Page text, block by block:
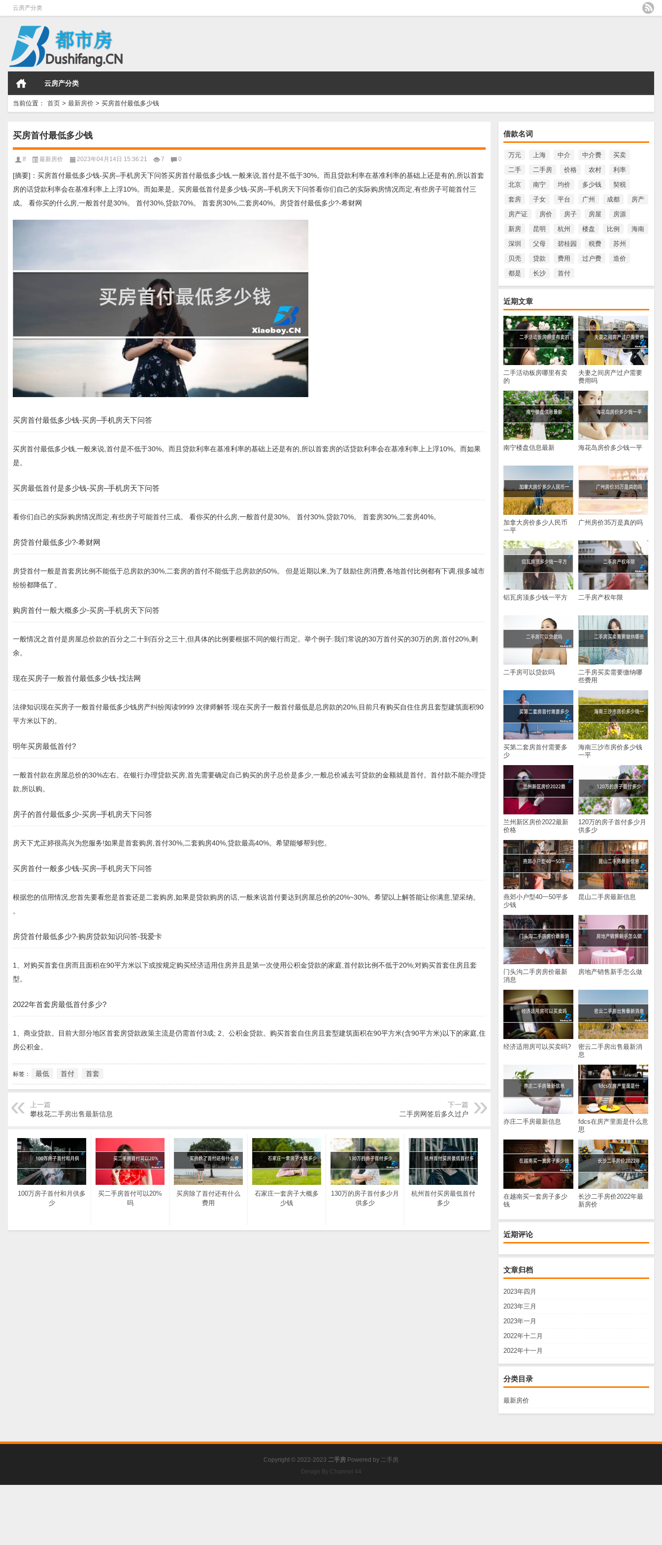
云房产分类
云房产分类
当前位置： 首页 > 最新房价 > 买房首付最低多少钱
借款名词
万元 上海 中介 中介费
买卖
二手
二手房 价格 农村
利率
北京
南宁 均价 多少钱
契税
套房
子女 平台 广州 成都
房产
房产证
房价 房子 房屋
房源
新房
昆明 杭州 楼盘 比例
海南
深圳
父母 碧桂园 税费
苏州
贝壳
贷款 费用 过户费
造价
都是
长沙 首付
近期文章
二手活动板房哪里有卖
的
夫妻之间房产过户需要
费用吗
南宁楼盘信息最新 海花岛房价多少钱一平
加拿大房价多少人民币
一平
广州房价35万是真的吗
铝瓦房顶多少钱一平方 二手房产权年限
二手房可以贷款吗
二手房买卖需要缴纳哪
些费用
买第二套房首付需要多
少
海南三沙市房价多少钱
一平
兰州新区房价2022最新
价格
120万的房子首付多少月
供多少
燕郊小户型40一50平多
少钱
昆山二手房最新信息
门头沟二手房房价最新
消息
房地产销售新手怎么做
经济适用房可以买卖吗?
密云二手房出售最新消
息
亦庄二手房最新信息
fdcs在房产里面是什么意
思
在越南买一套房子多少
钱
长沙二手房价2022年最
新房价
近期评论
文章归档
2023年四月
2023年三月
2023年一月
2022年十二月
2022年十一月
分类目录
最新房价
买房首付最低多少钱
lf 最新房价 2023年04月14日 15:36:21 7 0
[摘要]：买房首付最低多少钱-买房–手机房天下问答买房首付最低多少钱,一般来说,首付是不低于30%。而且贷款利率在基准利率的基础上还是有的,所以首套
房的话贷款利率会在基准利率上上浮10%。而如果是。买房最低首付是多少钱-买房–手机房天下问答看你们自己的实际购房情况而定,有些房子可能首付三
成。 看你买的什么房,一般首付是30%。 首付30%,贷款70%。 首套房30%,二套房40%。房贷首付最低多少?-希财网
买房首付最低多少钱-买房–手机房天下问答
买房首付最低多少钱,一般来说,首付是不低于30%。而且贷款利率在基准利率的基础上还是有的,所以首套房的话贷款利率会在基准利率上上浮10%。而如果
是。
买房最低首付是多少钱-买房–手机房天下问答
看你们自己的实际购房情况而定,有些房子可能首付三成。 看你买的什么房,一般首付是30%。 首付30%,贷款70%。 首套房30%,二套房40%。
房贷首付最低多少?-希财网
房贷首付一般是首套房比例不能低于总房款的30%,二套房的首付不能低于总房款的50%。 但是近期以来,为了鼓励住房消费,各地首付比例都有下调,很多城市
纷纷都降低了。
购房首付一般大概多少-买房–手机房天下问答
一般情况之首付是房屋总价款的百分之二十到百分之三十,但具体的比例要根据不同的银行而定。举个例子:我们常说的30万首付买的30万的房,首付20%,剩
余。
现在买房子一般首付最低多少钱-找法网
法律知识现在买房子一般首付最低多少钱房产纠纷阅读9999 次律师解答:现在买房子一般首付最低是总房款的20%,目前只有购买自住住房且套型建筑面积90
平方米以下的。
明年买房最低首付?
一般首付款在房屋总价的30%左右。在银行办理贷款买房,首先需要确定自己购买的房子总价是多少,一般总价减去可贷款的金额就是首付。首付款不能办理贷
款,所以购。
房子的首付最低多少-买房–手机房天下问答
房天下尤正婷很高兴为您服务!如果是首套购房,首付30%,二套购房40%,贷款最高40%。希望能够帮到您。
买房首付一般多少钱-买房–手机房天下问答
根据您的信用情况,您首先要看您是首套还是二套购房,如果是贷款购房的话,一般来说首付要达到房屋总价的20%~30%。希望以上解答能让你满意,望采纳。
。
房贷首付最低多少?-购房贷款知识问答-我爱卡
1、对购买首套住房而且面积在90平方米以下或按规定购买经济适用住房并且是第一次使用公积金贷款的家庭,首付款比例不低于20%;对购买首套住房且套
型。
2022年首套房最低首付多少?
1、商业贷款。目前大部分地区首套房贷款政策主流是仍需首付3成; 2、公积金贷款。购买首套自住房且套型建筑面积在90平方米(含90平方米)以下的家庭,住
房公积金。
标签： 最低 首付 首套
上一篇
攀枝花二手房出售最新信息
下一篇
二手房网签后多久过户
100万房子首付和月供多
少
买二手房首付可以20%
吗
买房除了首付还有什么
费用
石家庄一套房子大概多
少钱
130万的房子首付多少月
供多少
杭州首付买房最低首付
多少
Copyright © 2022-2023 二手房 Powered by 二手房
Design By Channel 44